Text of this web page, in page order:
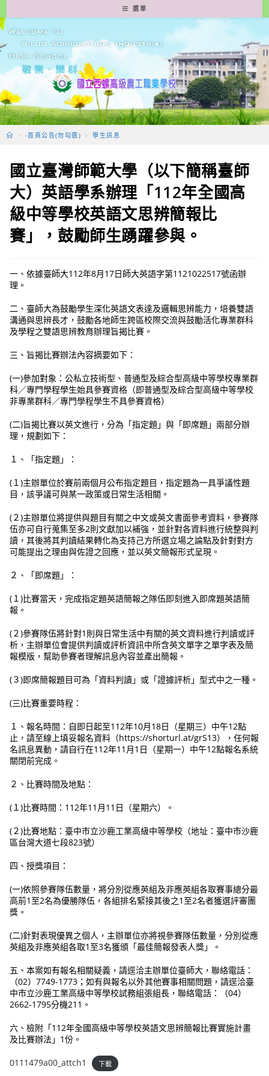
轉
至
要
容
選單
> -首頁公告(勿勾選) > 學生訊息
國立臺灣師範大學（以下簡稱臺師
大）英語學系辦理「112年全國高
級中等學校英語文思辨簡報比
賽」，鼓勵師生踴躍參與。
一、依據臺師大112年8月17日師大英語字第1121022517號函辦
理。
二、臺師大為鼓勵學生深化英語文表達及邏輯思辨能力，培養雙語
溝通與思辨長才，鼓勵各地師生跨區校際交流與鼓勵活化專業群科
及學程之雙語思辨教育辦理旨揭比賽。
三、旨揭比賽辦法內容摘要如下：
(一)參加對象：公私立技術型、普通型及綜合型高級中等學校專業群
科／專門學程學生始具參賽資格（即普通型及綜合型高級中等學校
非專業群科／專門學程學生不具參賽資格）
(二)旨揭比賽以英文進行，分為「指定題」與「即席題」兩部分辦
理，規劃如下：
１、「指定題」：
(１)主辦單位於賽前兩個月公布指定題目，指定題為一具爭議性題
目，該爭議可與某一政策或日常生活相關。
(２)主辦單位將提供與題目有關之中文或英文書面參考資料，參賽隊
伍亦可自行蒐集至多2則文獻加以補強，並針對各資料進行統整與判
讀，其後將其判讀結果轉化為支持己方所選立場之論點及針對對方
可能提出之理由與佐證之回應，並以英文簡報形式呈現。
２、「即席題」：
(１)比賽當天，完成指定題英語簡報之隊伍即刻進入即席題英語簡
報。
(２)參賽隊伍將針對1則與日常生活中有關的英文資料進行判讀或評
析，主辦單位會提供判讀或評析資訊中所含英文單字之單字表及簡
報模版，幫助參賽者理解訊息內容並產出簡報。
(３)即席簡報題目可為「資料判讀」或「證據評析」型式中之一種。
(三)比賽重要時程：
１、報名時間：自即日起至112年10月18日（星期三）中午12點
止，請至線上填妥報名資料（https://shorturl.at/grS13），任何報
名訊息異動，請自行在112年11月1日（星期一）中午12點報名系統
關閉前完成。
２、比賽時間及地點：
(１)比賽時間：112年11月11日（星期六）。
(２)比賽地點：臺中市立沙鹿工業高級中等學校（地址：臺中市沙鹿
區台灣大道七段823號）
四、授獎項目：
(一)依照參賽隊伍數量，將分別從應英組及非應英組各取賽事總分最
高前1至2名為優勝隊伍，各組排名緊接其後之1至2名者獲選評審團
獎。
(二)針對表現優異之個人，主辦單位亦將視參賽隊伍數量，分別從應
英組及非應英組各取1至3名獲頒「最佳簡報發表人獎」。
五、本案如有報名相關疑義，請逕洽主辦單位臺師大，聯絡電話：
（02）7749-1773；如有與報名以外其他賽事相關問題，請逕洽臺
中市立沙鹿工業高級中等學校試務組張組長，聯絡電話：（04）
2662-1795分機211。
六、檢附「112年全國高級中等學校英語文思辨簡報比賽實施計畫
及比賽辦法」1份。
0111479a00_attch1 下載